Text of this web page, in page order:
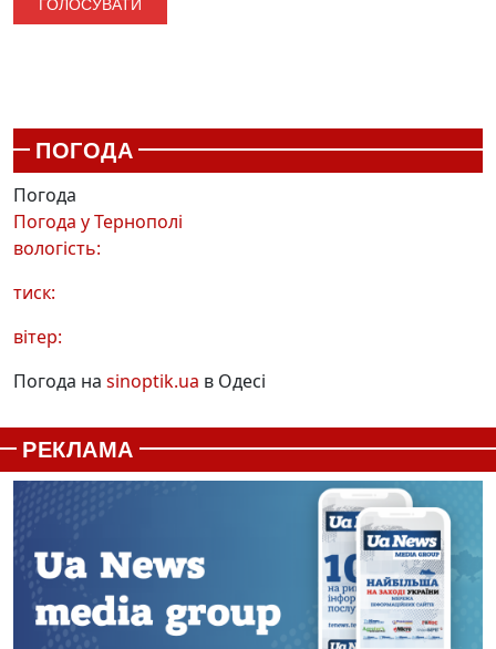
ПОГОДА
Погода
Погода уТернополі
вологість:
тиск:
вітер:
Погода на sinoptik.ua в Одесі
РЕКЛАМА